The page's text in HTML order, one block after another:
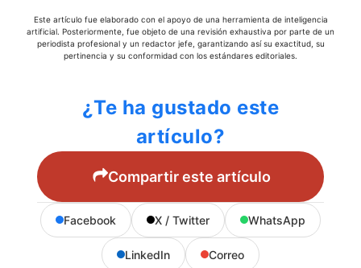
Este artículo fue elaborado con el apoyo de una herramienta de inteligencia
artificial. Posteriormente, fue objeto de una revisión exhaustiva por parte de un
periodista profesional y un redactor jefe, garantizando así su exactitud, su
pertinencia y su conformidad con los estándares editoriales.
¿Te ha gustado este
artículo?
Compartir este artículo
Facebook X / Twitter WhatsApp
LinkedIn Correo